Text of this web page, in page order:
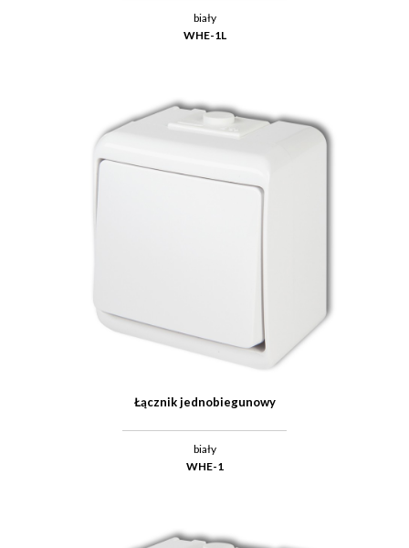
biały
WHE-1L
Łącznik jednobiegunowy
biały
WHE-1